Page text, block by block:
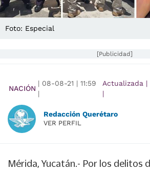
Foto: Especial
[Publicidad]
NACIÓN
| 08-08-21 | 11:59
|
Actualizada |
|
Redacción Querétaro
VER PERFIL
Mérida, Yucatán.- Por los delitos